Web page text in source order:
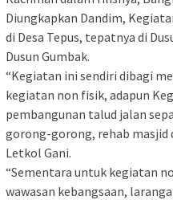
Diungkapkan Dandim,
di Desa Tepus, tepatnya di
Dusun Gumbak.
“Kegiatan ini sendiri dibagi
kegiatan non fisik, adapun
pembangunan talud jalan
gorong-gorong, rehab masjid
Letkol Gani.
“Sementara untuk kegiatan
wawasan kebangsaan,